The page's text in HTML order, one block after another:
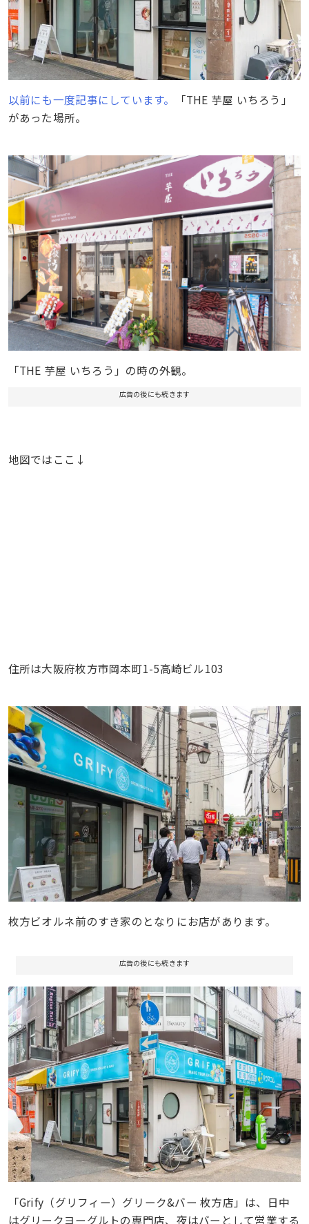
以前にも一度記事にしています。
「THE 芋屋 いちろう」
があった場所。
「THE 芋屋 いちろう」の時の外観。
広告の後にも続きます
地図ではここ↓
住所は大阪府枚方市岡本町1-5高崎ビル103
枚方ビオルネ前のすき家のとなりにお店があります。
広告の後にも続きます
「Grify（グリフィー）グリーク&バー 枚方店」は、日中
はグリークヨーグルトの専門店、夜はバーとして営業する